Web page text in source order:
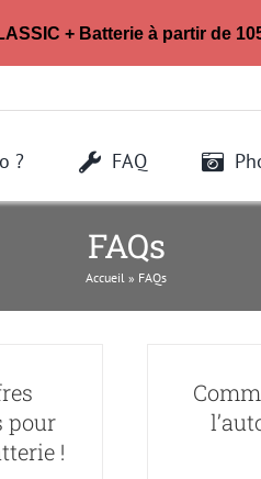
? FAQ
FAQs
Accueil » FAQs
pour
!
+ Batterie à partir de